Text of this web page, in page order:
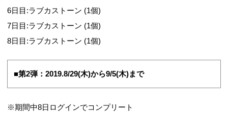
6日目:ラブカストーン (1個)
7日目:ラブカストーン (1個)
8日目:ラブカストーン (1個)
■第2弾：2019.8/29(木)から9/5(木)まで
※期間中8日ログインでコンプリート